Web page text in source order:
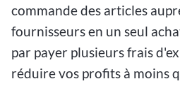
commande des articles
fournisseurs en un seul
par payer plusieurs frais
réduire vos profits à moins